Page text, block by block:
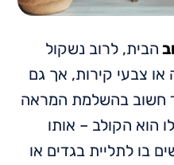
הבית, לרוב נשקול
או צבעי קירות, אך גם
חשוב בהשלמת המראה
הוא הקולב – אותו
בו לתליית בגדים או